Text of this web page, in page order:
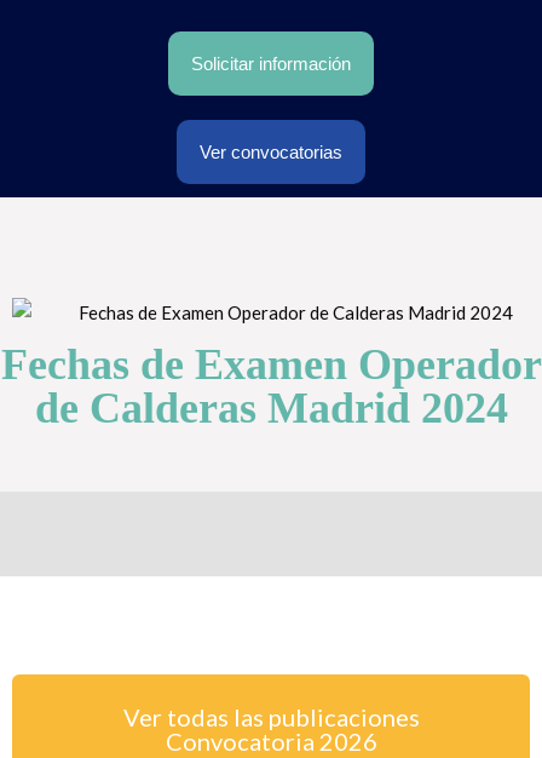
Solicitar información
Ver convocatorias
Fechas de Examen Operador
de Calderas Madrid 2024
Ver todas las publicaciones
Convocatoria 2026